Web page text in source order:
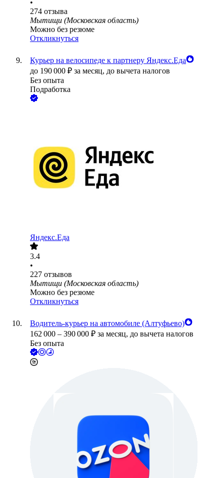
•
274 отзыва
Мытищи (Московская область)
Можно без резюме
Откликнуться
Курьер на велосипеде к партнеру Яндекс.Еда
до 190 000 ₽ за месяц, до вычета налогов
Без опыта
Подработка
Яндекс.Еда
3.4
•
227 отзывов
Мытищи (Московская область)
Можно без резюме
Откликнуться
Водитель-курьер на автомобиле (Алтуфьево)
162 000 – 390 000 ₽ за месяц, до вычета налогов
Без опыта